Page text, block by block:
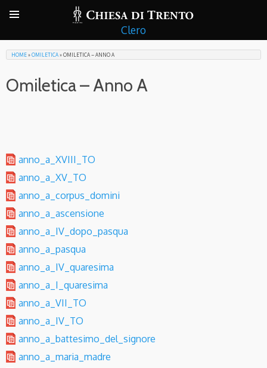
Clero
HOME » OMILETICA » OMILETICA – ANNO A
Omiletica – Anno A
anno_a_XVIII_TO
anno_a_XV_TO
anno_a_corpus_domini
anno_a_ascensione
anno_a_IV_dopo_pasqua
anno_a_pasqua
anno_a_IV_quaresima
anno_a_I_quaresima
anno_a_VII_TO
anno_a_IV_TO
anno_a_battesimo_del_signore
anno_a_maria_madre